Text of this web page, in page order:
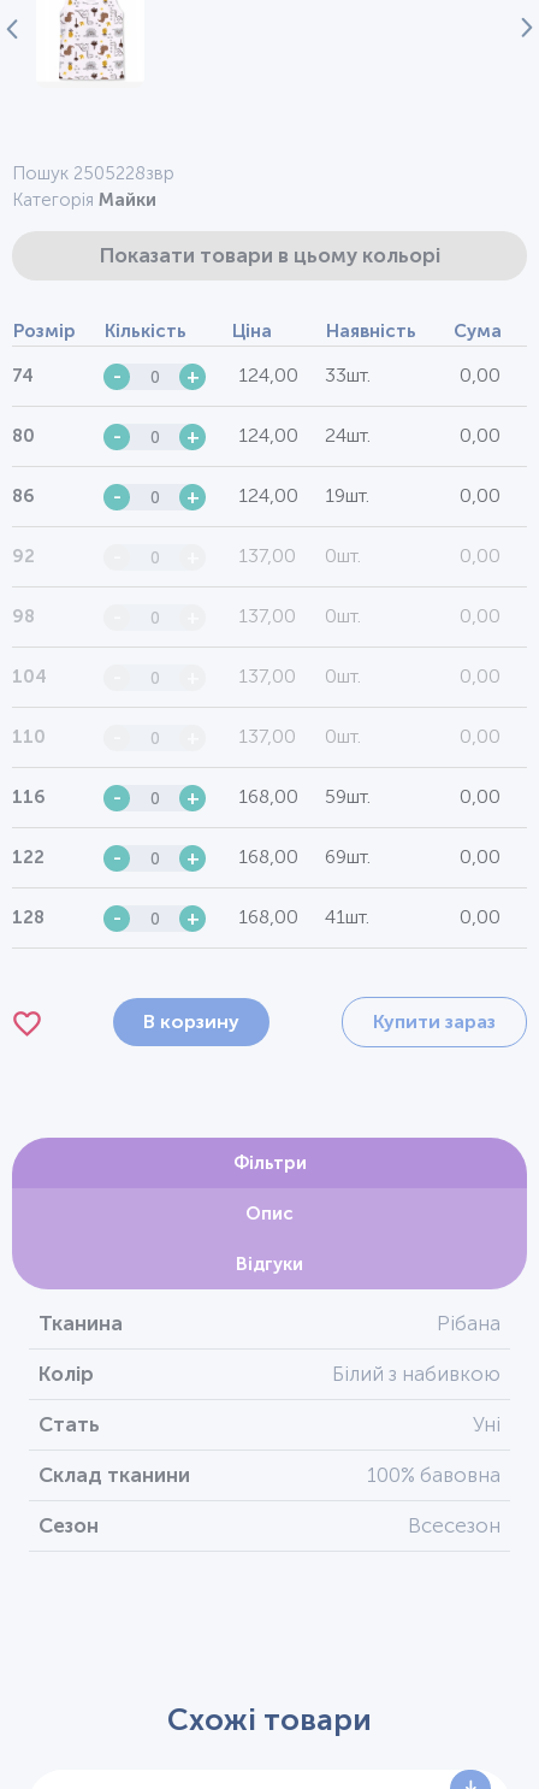
Пошук 2505228звр
Категорія Майки
Показати товари в цьому кольорі
Розмір Кількість Ціна Наявність Сума
74 - + 124,00 33шт. 0,00
80 - + 124,00 24шт. 0,00
86 - + 124,00 19шт. 0,00
92 137,00 0шт. 0,00
98 137,00 0шт. 0,00
104 137,00 0шт. 0,00
110 137,00 0шт. 0,00
116 - + 168,00 59шт. 0,00
122 - + 168,00 69шт. 0,00
128 - + 168,00 41шт. 0,00
В корзину Купити зараз
Фільтри
Опис
Відгуки
Тканина Рібана
Колір Білий з набивкою
Стать Уні
Склад тканини 100% бавовна
Сезон Всесезон
Схожі товари